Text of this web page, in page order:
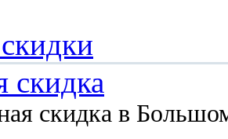
скидка
скидка в